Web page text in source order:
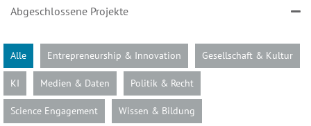
Abgeschlossene Projekte
Alle Entrepreneurship & Innovation Gesellschaft & Kultur
KI Medien & Daten Politik & Recht
Science Engagement Wissen & Bildung